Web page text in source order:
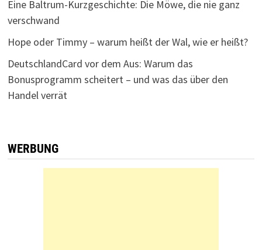
Eine Baltrum-Kurzgeschichte: Die Möwe, die nie ganz
verschwand
Hope oder Timmy – warum heißt der Wal, wie er heißt?
DeutschlandCard vor dem Aus: Warum das
Bonusprogramm scheitert – und was das über den
Handel verrät
WERBUNG